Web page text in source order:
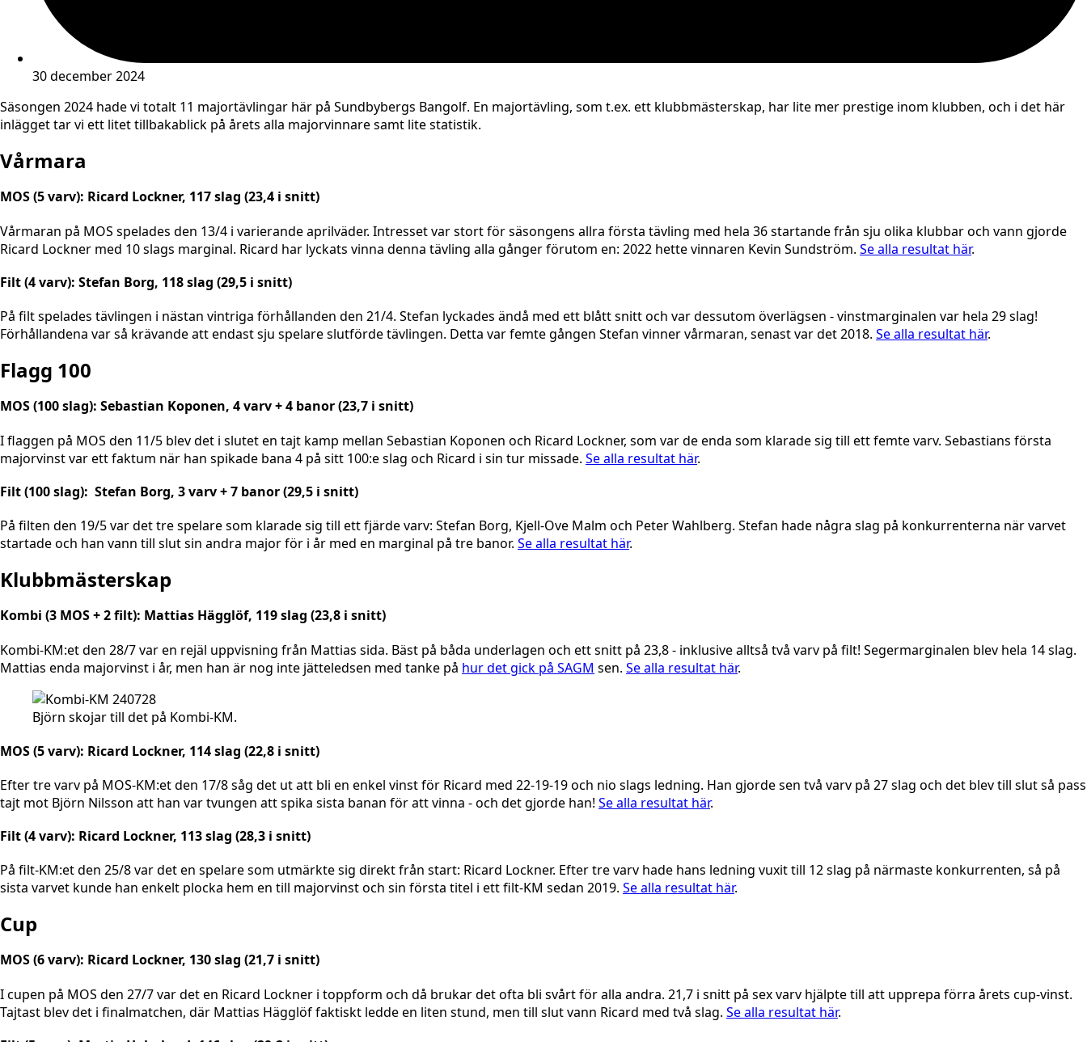
30 december 2024
Säsongen 2024 hade vi totalt 11 majortävlingar här på Sundbybergs Bangolf. En majortävling, som t.ex. ett klubbmästerskap, har lite mer prestige inom klubben, och i det här
inlägget tar vi ett litet tillbakablick på årets alla majorvinnare samt lite statistik.
Vårmara
MOS (5 varv): Ricard Lockner, 117 slag (23,4 i snitt)
Vårmaran på MOS spelades den 13/4 i varierande aprilväder. Intresset var stort för säsongens allra första tävling med hela 36 startande från sju olika klubbar och vann gjorde
Ricard Lockner med 10 slags marginal. Ricard har lyckats vinna denna tävling alla gånger förutom en: 2022 hette vinnaren Kevin Sundström. Se alla resultat här.
Filt (4 varv): Stefan Borg, 118 slag (29,5 i snitt)
På filt spelades tävlingen i nästan vintriga förhållanden den 21/4. Stefan lyckades ändå med ett blått snitt och var dessutom överlägsen - vinstmarginalen var hela 29 slag!
Förhållandena var så krävande att endast sju spelare slutförde tävlingen. Detta var femte gången Stefan vinner vårmaran, senast var det 2018. Se alla resultat här.
Flagg 100
MOS (100 slag): Sebastian Koponen, 4 varv + 4 banor (23,7 i snitt)
I flaggen på MOS den 11/5 blev det i slutet en tajt kamp mellan Sebastian Koponen och Ricard Lockner, som var de enda som klarade sig till ett femte varv. Sebastians första
majorvinst var ett faktum när han spikade bana 4 på sitt 100:e slag och Ricard i sin tur missade. Se alla resultat här.
Filt (100 slag): Stefan Borg, 3 varv + 7 banor (29,5 i snitt)
På filten den 19/5 var det tre spelare som klarade sig till ett fjärde varv: Stefan Borg, Kjell-Ove Malm och Peter Wahlberg. Stefan hade några slag på konkurrenterna när varvet
startade och han vann till slut sin andra major för i år med en marginal på tre banor. Se alla resultat här.
Klubbmästerskap
Kombi (3 MOS + 2 filt): Mattias Hägglöf, 119 slag (23,8 i snitt)
Kombi-KM:et den 28/7 var en rejäl uppvisning från Mattias sida. Bäst på båda underlagen och ett snitt på 23,8 - inklusive alltså två varv på filt! Segermarginalen blev hela 14 slag.
Mattias enda majorvinst i år, men han är nog inte jätteledsen med tanke på hur det gick på SAGM sen. Se alla resultat här.
Björn skojar till det på Kombi-KM.
MOS (5 varv): Ricard Lockner, 114 slag (22,8 i snitt)
Efter tre varv på MOS-KM:et den 17/8 såg det ut att bli en enkel vinst för Ricard med 22-19-19 och nio slags ledning. Han gjorde sen två varv på 27 slag och det blev till slut så pass
tajt mot Björn Nilsson att han var tvungen att spika sista banan för att vinna - och det gjorde han! Se alla resultat här.
Filt (4 varv): Ricard Lockner, 113 slag (28,3 i snitt)
På filt-KM:et den 25/8 var det en spelare som utmärkte sig direkt från start: Ricard Lockner. Efter tre varv hade hans ledning vuxit till 12 slag på närmaste konkurrenten, så på
sista varvet kunde han enkelt plocka hem en till majorvinst och sin första titel i ett filt-KM sedan 2019. Se alla resultat här.
Cup
MOS (6 varv): Ricard Lockner, 130 slag (21,7 i snitt)
I cupen på MOS den 27/7 var det en Ricard Lockner i toppform och då brukar det ofta bli svårt för alla andra. 21,7 i snitt på sex varv hjälpte till att upprepa förra årets cup-vinst.
Tajtast blev det i finalmatchen, där Mattias Hägglöf faktiskt ledde en liten stund, men till slut vann Ricard med två slag. Se alla resultat här.